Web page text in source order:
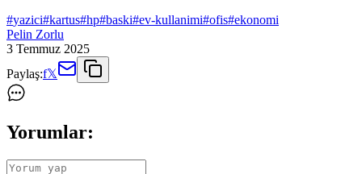
#yazici#kartus#hp#baski#ev-kullanimi#ofis#ekonomi
Pelin Zorlu
3 Temmuz 2025
Paylaş:f𝕏
Yorumlar: